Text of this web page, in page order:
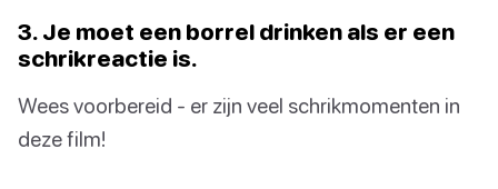
3. Je moet een borrel drinken als er een
schrikreactie is.
Wees voorbereid - er zijn veel schrikmomenten in
deze film!